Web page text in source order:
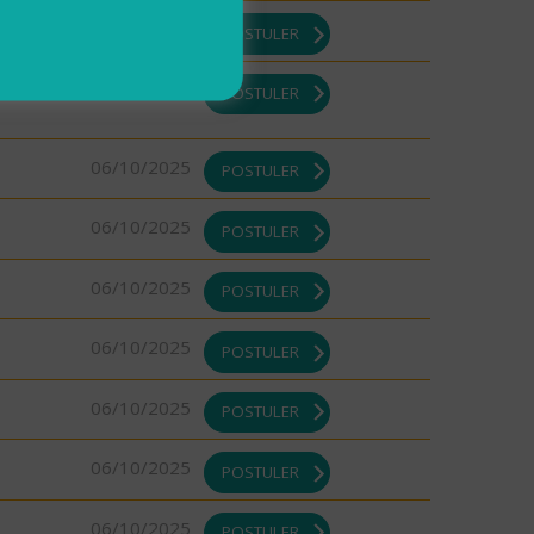
POSTULER
POSTULER
06/10/2025 POSTULER
06/10/2025 POSTULER
06/10/2025 POSTULER
06/10/2025 POSTULER
06/10/2025 POSTULER
06/10/2025 POSTULER
06/10/2025